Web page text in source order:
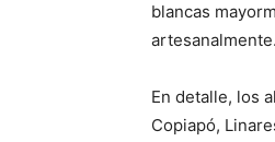
blancas
artesanalmente.
En detalle, los
Copiapó,